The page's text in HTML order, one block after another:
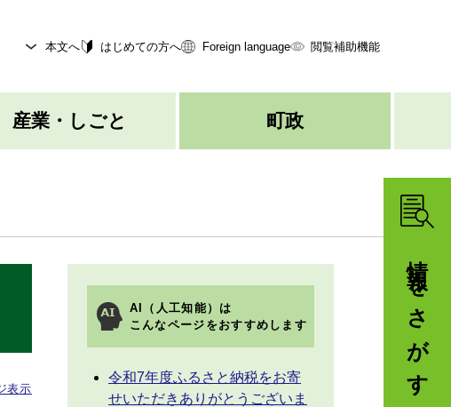
情報をさがす
本文へ はじめての方へ Foreign language 閲覧補助機能
産業・しごと 町政
表示
AI（人工知能）は
こんなページをおすすめします
令和7年度ふるさと納税をお寄
せいただきありがとうございま